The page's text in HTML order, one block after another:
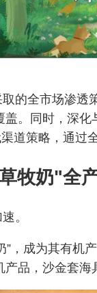
的全市场渗
。同时，深
道策略，通过
牧奶"全
。
”，成为其有机
品，沙金套